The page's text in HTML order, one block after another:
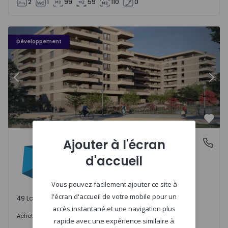
2 1 99 59 110 0
Développement
PLENO JARDIM - 3
Précédent
Águas Santas, PortoPLENO JARDIM
Águas Santas, Porto
49 Lots disponibles
Acheter 242.000 €
Ajouter à l'écran
d'accueil
Vous pouvez facilement ajouter ce site à
l'écran d'accueil de votre mobile pour un
accès instantané et une navigation plus
rapide avec une expérience similaire à